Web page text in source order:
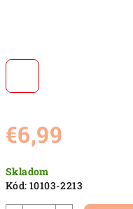
€6,99
cena:
Skladom
Kód: 10103-2213